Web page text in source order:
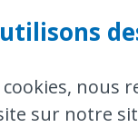
Attention
lors
cookies, nous
sur notre